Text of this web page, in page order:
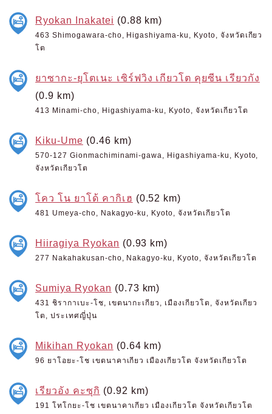
Ryokan Inakatei (0.88 km)
463 Shimogawara-cho, Higashiyama-ku, Kyoto, จังหวัดเกียว
โต
ยาซากะ-ยุโตเนะ เซิร์ฟวิง เกียวโต คุยซีน เรียวกัง
(0.9 km)
413 Minami-cho, Higashiyama-ku, Kyoto, จังหวัดเกียวโต
Kiku-Ume (0.46 km)
570-127 Gionmachiminami-gawa, Higashiyama-ku, Kyoto,
จังหวัดเกียวโต
โคว โน ยาโด้ คากิเฮ (0.52 km)
481 Umeya-cho, Nakagyo-ku, Kyoto, จังหวัดเกียวโต
Hiiragiya Ryokan (0.93 km)
277 Nakahakusan-cho, Nakagyo-ku, Kyoto, จังหวัดเกียวโต
Sumiya Ryokan (0.73 km)
431 ชิรากาเบะ-โช, เขตนากะเกียว, เมืองเกียวโต, จังหวัดเกียว
โต, ประเทศญี่ปุ่น
Mikihan Ryokan (0.64 km)
96 ยาโอยะ-โช เขตนาคาเกียว เมืองเกียวโต จังหวัดเกียวโต
เรียวอัง คะซุกิ (0.92 km)
191 โทโกยะ-โช เขตนาคาเกียว เมืองเกียวโต จังหวัดเกียวโต